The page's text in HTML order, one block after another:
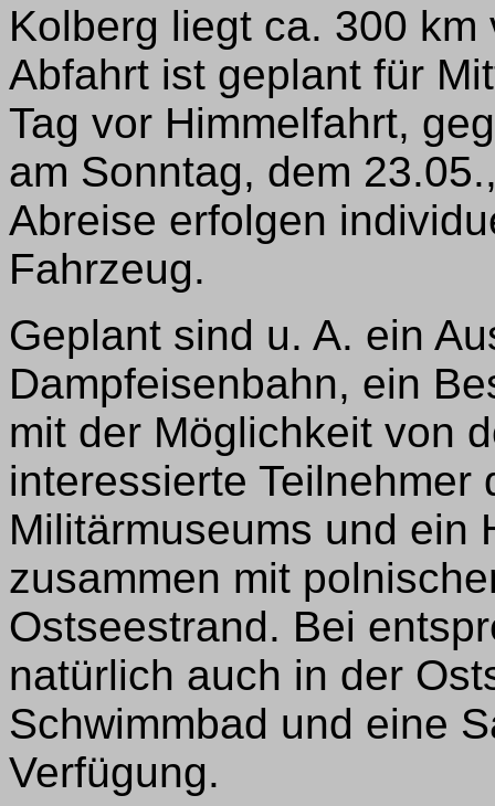
Kolberg liegt ca. 300
Abfahrt ist geplant für
Tag vor Himmelfahrt,
am Sonntag, dem
Abreise erfolgen
Fahrzeug.
Geplant sind u. A. ein
Dampfeisenbahn, ein
mit der Möglichkeit von
interessierte
Militärmuseums und ein
zusammen mit
Ostseestrand. Bei
natürlich auch in der
Schwimmbad und eine
Verfügung.